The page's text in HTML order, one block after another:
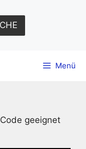
Menü
geeignet